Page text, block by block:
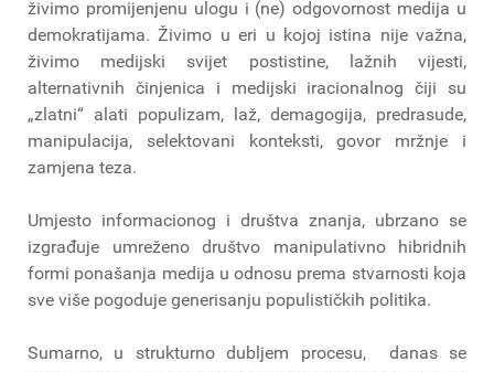
živimo promijenjenu ulogu i (ne) odgovornost medija u
demokratijama. Živimo u eri u kojoj istina nije važna,
živimo medijski svijet postistine, lažnih vijesti,
alternativnih činjenica i medijski iracionalnog čiji su
„zlatni“ alati populizam, laž, demagogija, predrasude,
manipulacija, selektovani konteksti, govor mržnje i
zamjena teza.
Umjesto informacionog i društva znanja, ubrzano se
izgrađuje umreženo društvo manipulativno hibridnih
formi ponašanja medija u odnosu prema stvarnosti koja
sve više pogoduje generisanju populističkih politika.
Sumarno, u strukturno dubljem procesu, danas se